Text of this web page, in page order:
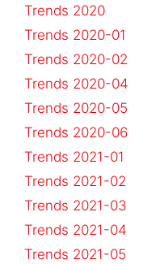
Trends 2020
Trends 2020-01
Trends 2020-02
Trends 2020-04
Trends 2020-05
Trends 2020-06
Trends 2021-01
Trends 2021-02
Trends 2021-03
Trends 2021-04
Trends 2021-05